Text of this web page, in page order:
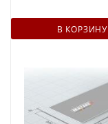
В КОРЗИНУ